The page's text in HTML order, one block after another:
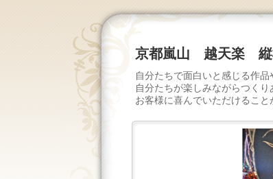
京都嵐山 越天楽 縦
自分たちで面白いと感じる作品
自分たちが楽しみながらつく
お客様に喜んでいただけること